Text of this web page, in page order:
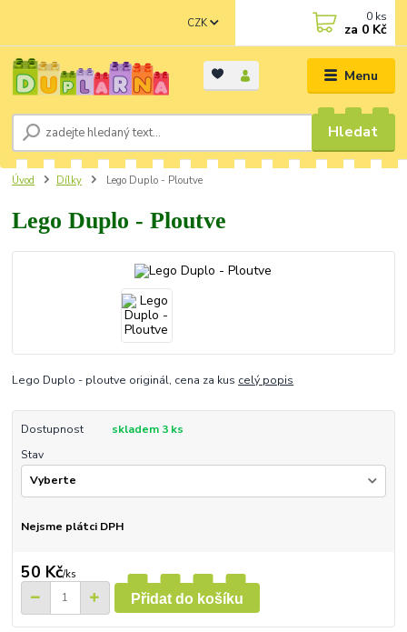
Menu
CZK
Hledat
0 ks
za 0 Kč
Úvod Dílky Lego Duplo - Ploutve
Lego Duplo - Ploutve
Lego Duplo - ploutve originál, cena za kus celý popis
Dostupnost
skladem 3 ks
Stav
Nejsme plátci DPH
50 Kč/ks
Přidat do košíku